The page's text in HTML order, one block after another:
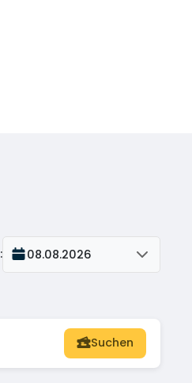
: 08.08.2026
Suchen